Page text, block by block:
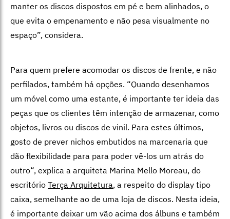
manter os discos dispostos em pé e bem alinhados, o
que evita o empenamento e não pesa visualmente no
espaço”, considera.
Para quem prefere acomodar os discos de frente, e não
perfilados, também há opções. “Quando desenhamos
um móvel como uma estante, é importante ter ideia das
peças que os clientes têm intenção de armazenar, como
objetos, livros ou discos de vinil. Para estes últimos,
gosto de prever nichos embutidos na marcenaria que
dão flexibilidade para para poder vê-los um atrás do
outro“, explica a arquiteta Marina Mello Moreau, do
escritório Terça Arquitetura, a respeito do display tipo
caixa, semelhante ao de uma loja de discos. Nesta ideia,
é importante deixar um vão acima dos álbuns e também